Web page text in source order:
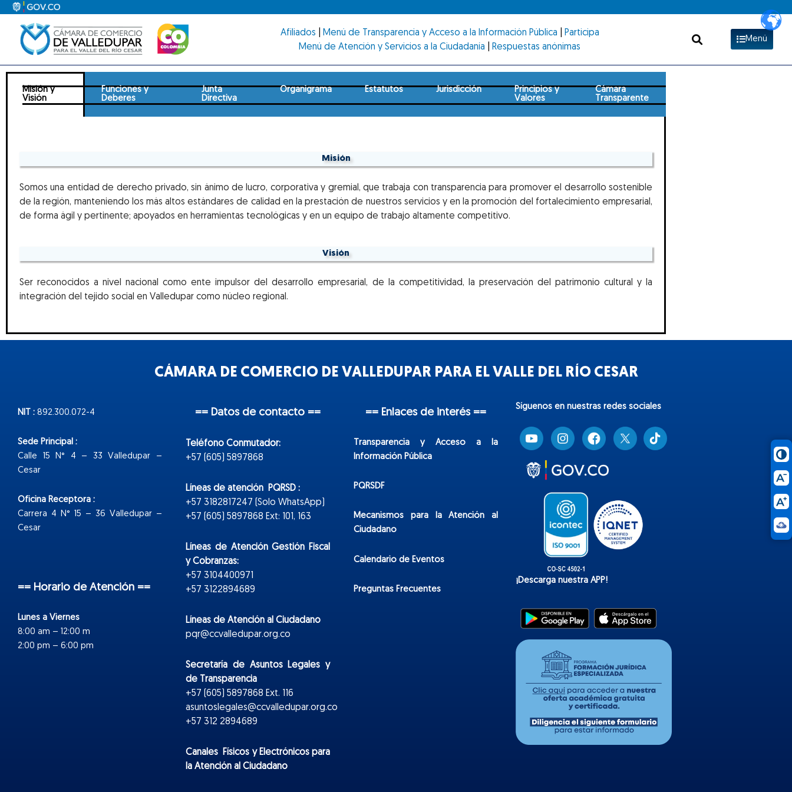
contenido
Afiliados Menú de Transparencia y Acceso a la Información Pública
Participa
Menú de Atención y Servicios a la Ciudadanía
Respuestas anónimas
Menú
Misión y
Visión
Funciones y
Deberes
Junta
Directiva
Organigrama Estatutos Jurisdicción
Principios y
Valores
Cámara
Transparente
Misión
Somos una entidad de derecho privado, sin ánimo de lucro, corporativa y gremial, que trabaja con transparencia para promover el desarrollo sostenible
de la región, manteniendo los más altos estándares de calidad en la prestación de nuestros servicios y en la promoción del fortalecimiento empresarial,
de forma ágil y pertinente; apoyados en herramientas tecnológicas y en un equipo de trabajo altamente competitivo.
Visión
Ser reconocidos a nivel nacional como ente impulsor del desarrollo empresarial, de la competitividad, la preservación del patrimonio cultural y la
integración del tejido social en Valledupar como núcleo regional.
CÁMARA DE COMERCIO DE VALLEDUPAR PARA EL VALLE DEL RÍO CESAR
NIT : 892.300.072-4
Sede Principal :
Calle 15 N° 4 – 33 Valledupar –
Cesar
Oficina Receptora :
Carrera 4 N° 15 – 36 Valledupar –
Cesar
== Horario de Atención ==
Lunes a Viernes
8:00 am – 12:00 m
2:00 pm – 6:00 pm
== Datos de contacto ==
Teléfono Conmutador:
+57 (605) 5897868
Líneas de atención PQRSD :
+57 3182817247 (Solo WhatsApp)
+57 (605) 5897868 Ext: 101, 163
Líneas de Atención Gestión Fiscal
y Cobranzas:
+57 3104400971
+57 3122894689
Líneas de Atención al Ciudadano
pqr@ccvalledupar.org.co
Secretaría de Asuntos Legales y
de Transparencia
+57 (605) 5897868 Ext. 116
asuntoslegales@ccvalledupar.org.co
+57 312 2894689
Canales Físicos yElectrónicospara
la Atención al Ciudadano
== Enlaces de interés ==
Transparencia y Acceso a la
Información Pública
PQRSDF
Mecanismos para la Atención al
Ciudadano
Calendario de Eventos
Preguntas Frecuentes
Síguenos en nuestras redes sociales
T
i
k
¡Descarga nuestra APP!